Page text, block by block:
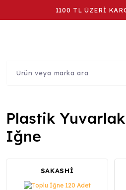
1100 TL ÜZERİ
Plastik Yuvarlak
Iğne
SAKASHİ